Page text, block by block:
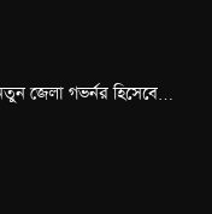
জেলা গভর্নর হিসেবে…